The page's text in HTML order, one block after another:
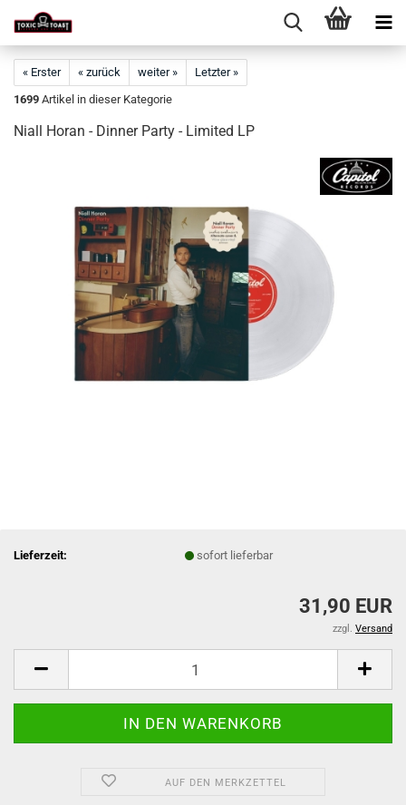
« Erster « zurück weiter »
Letzter »
1699 Artikel in dieser Kategorie
Niall Horan - Dinner Party - Limited LP
Lieferzeit: sofort lieferbar
31,90 EUR
zzgl. Versand
AUF DEN MERKZETTEL